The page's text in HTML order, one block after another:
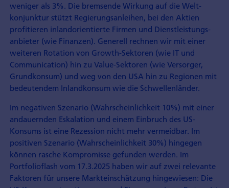
weniger als 3%. Die bremsende Wirkung auf die Welt­
konjunktur stützt Regierungs­anleihen, bei den Aktien
profitieren inlandorientierte Firmen und Dienst­leistungs­
anbieter (wie Finanzen). Generell rechnen wir mit einer
weiteren Rotation von Growth-Sektoren (wie IT und
Communication) hin zu Value-Sektoren (wie Versorger,
Grund­konsum) und weg von den USA hin zu Regionen mit
bedeutendem Inland­konsum wie die Schwellen­länder.
Im negativen Szenario (Wahrscheinlichkeit 10%) mit einer
andauernden Eskalation und einem Einbruch des US-
Konsums ist eine Rezession nicht mehr vermeidbar. Im
positiven Szenario (Wahrscheinlichkeit 30%) hingegen
können rasche Kompromisse gefunden werden. Im
Portfolio­flash vom 17.3.2025 haben wir auf zwei relevante
Faktoren für unsere Markt­einschätzung hingewiesen: Die